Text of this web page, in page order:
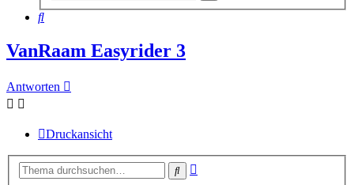
Suche
VanRaam Easyrider 3
Antworten
Druckansicht
Suche